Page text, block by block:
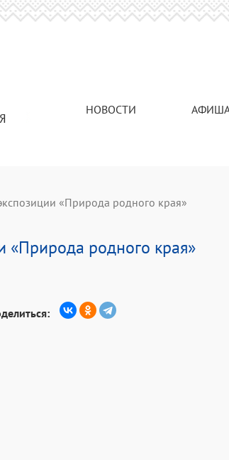
НОВОСТИ
«Природа родного края»
«Природа родного края»